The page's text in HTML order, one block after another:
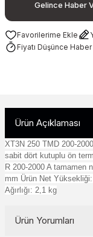
Gelince Haber
Fiyatı Düşünce Haber
Ürün Açıklaması
XT3N 250 TMD 200-
sabit dört kutuplu ön
R 200-2000 A tamamen
mm Ürün Net
Ağırlığı: 2,1 kg
Ürün Yorumları